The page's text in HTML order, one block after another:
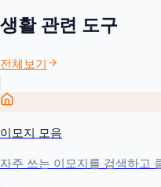
생활관련 도구
전체보기
이모지 모음
자주 쓰는 이모지를 검색하고